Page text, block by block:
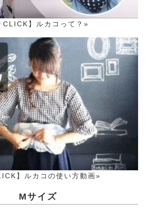
】ルカコって？»
】ルカコの使い方動画»
Mサイズ